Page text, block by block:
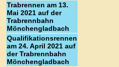
Trabrennen am 13.
Mai 2021 auf der
Trabrennbahn
Mönchengladbach
Qualifikationsrennen
am 24. April 2021 auf
der Trabrennbahn
Mönchengladbach